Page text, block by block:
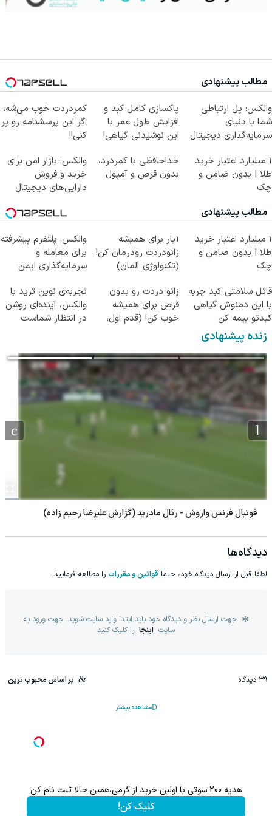
مطالب پیشنهادی
والکس: پل ارتباطی
شما با دنیای
سرمایه‌گذاری دیجیتال
پاکسازی کامل کبد و
افزایش طول عمر با
این نوشیدنی گیاهی!
کمردردت خوب می‌شه،
اگر این پرسشنامه رو پر
کنی!!
۱ میلیارد اعتبار خرید
طلا | بدون ضامن و
چک
خداحافظی با کمردرد،
بدون قرص و آمپول
والکس: بازار امن برای
خرید و فروش
دارایی‌های دیجیتال
مطالب پیشنهادی
۱ میلیارد اعتبار خرید
طلا | بدون ضامن و
چک
1بار برای همیشه
زانودردت رودرمان کن!
(تکنولوژی آلمان)
والکس: پلتفرم پیشرفته
برای معامله و
سرمایه‌گذاری ایمن
قاتل سلامتی کبد چربه
با این دمنوش گیاهی
کبدتو بیمه کن
زانو دردت رو بدون
قرص برای همیشه
خوب کن! (قدم اول،
تجربه‌ی نوین ترید با
والکس، آینده‌ای روشن
در انتظار شماست
زنده پیشنهادی
تنیس نونو بورگس - لوچانو داردری
دیدگاه‌ها
لطفا قبل از ارسال دیدگاه خود، حتما قوانین و مقررات را مطالعه فرمایید.
جهت ارسال نظر و دیدگاه خود باید ابتدا وارد سایت شوید. جهت ورود به
سایت اینجا را کلیک کنید
39 دیدگاه بر اساس محبوب ترین
مشاهده بیشتر
هدیه 200 سوتی با اولین خرید از گرمی،همین حالا ثبت نام کن
کلیک کن!